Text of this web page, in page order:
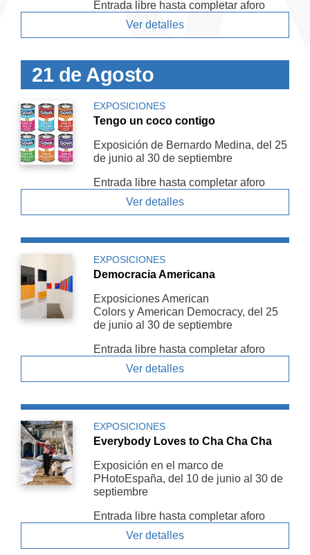
Entrada libre hasta completar aforo
Ver detalles
21 de Agosto
EXPOSICIONES
Tengo un coco contigo
Exposición de Bernardo Medina, del 25
de junio al 30 de septiembre
Entrada libre hasta completar aforo
Ver detalles
EXPOSICIONES
Democracia Americana
Exposiciones American
Colors y American De­mocracy, del 25
de junio al 30 de septiembre
Entrada libre hasta completar aforo
Ver detalles
EXPOSICIONES
Everybody Loves to Cha Cha Cha
Exposición en el marco de
PHotoEspaña, del 10 de junio al 30 de
septiembre
Entrada libre hasta completar aforo
Ver detalles